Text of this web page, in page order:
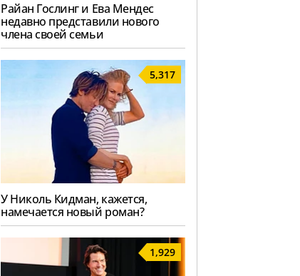
Райан Гослинг и Ева Мендес
недавно представили нового
члена своей семьи
5,317
У Николь Кидман, кажется,
намечается новый роман?
1,929